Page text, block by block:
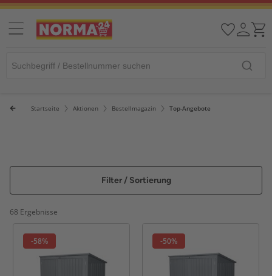
Startseite Aktionen Bestellmagazin Top-Angebote
Filter / Sortierung
68 Ergebnisse
-58% -50%